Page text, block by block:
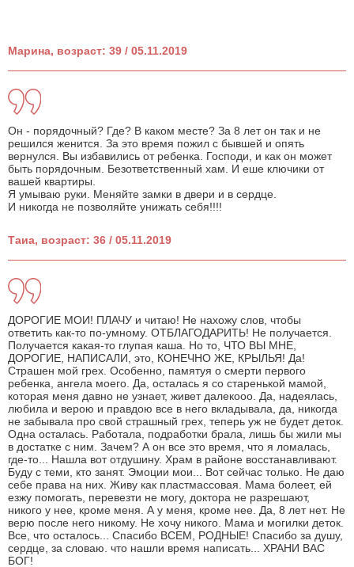
Марина, возраст: 39 / 05.11.2019
Он - порядочный? Где? В каком месте? За 8 лет он так и не
решился женится. За это время пожил с бывшей и опять
вернулся. Вы избавились от ребенка. Господи, и как он может
быть порядочным. Безответственный хам. И еше ключики от
вашей квартиры.
Я умываю руки. Меняйте замки в двери и в сердце.
И никогда не позволяйте унижать себя!!!!
Таиа, возраст: 36 / 05.11.2019
ДОРОГИЕ МОИ! ПЛАЧУ и читаю! Не нахожу слов, чтобы
ответить как-то по-умному. ОТБЛАГОДАРИТЬ! Не получается.
Получается какая-то глупая каша. Но то, ЧТО ВЫ МНЕ,
ДОРОГИЕ, НАПИСАЛИ, это, КОНЕЧНО ЖЕ, КРЫЛЬЯ! Да!
Страшен мой грех. Особенно, памятуя о смерти первого
ребенка, aнгела моего. Да, осталась я со старенькой мамой,
которая меня давно не узнает, живет далекооо. Да, надеялась,
любила и верою и правдою все в него вкладывала, да, никогда
не забывала про свой страшный грех, теперь уж не будет деток.
Одна осталась. Работала, подработки брала, лишь бы жили мы
в достатке с ним. Зачем? А он все это время, что я ломалась,
где-то... Нашла вот отдушину. Храм в районе восстанавливают.
Буду с теми, кто занят. Эмоции мои... Вот сейчас только. Не даю
себе права на них. Живу как пластмассовая. Мама болеет, ей
езжу помогать, перевезти не могу, доктора не разрешают,
никого у нее, кроме меня. А у меня, кроме нее. Да, 8 лет нет. Не
верю после него никому. Не хочу никого. Мама и могилки деток.
Все, что осталось... Спасибо ВСЕМ, РОДНЫЕ! Спасибо за душу,
сердце, за словаю. что нашли время написать... ХРАНИ ВАС
БОГ!